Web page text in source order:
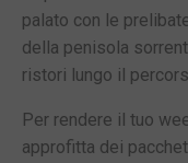
palato con le
della penisola
ristori lungo il
Per rendere il tuo
approfitta dei